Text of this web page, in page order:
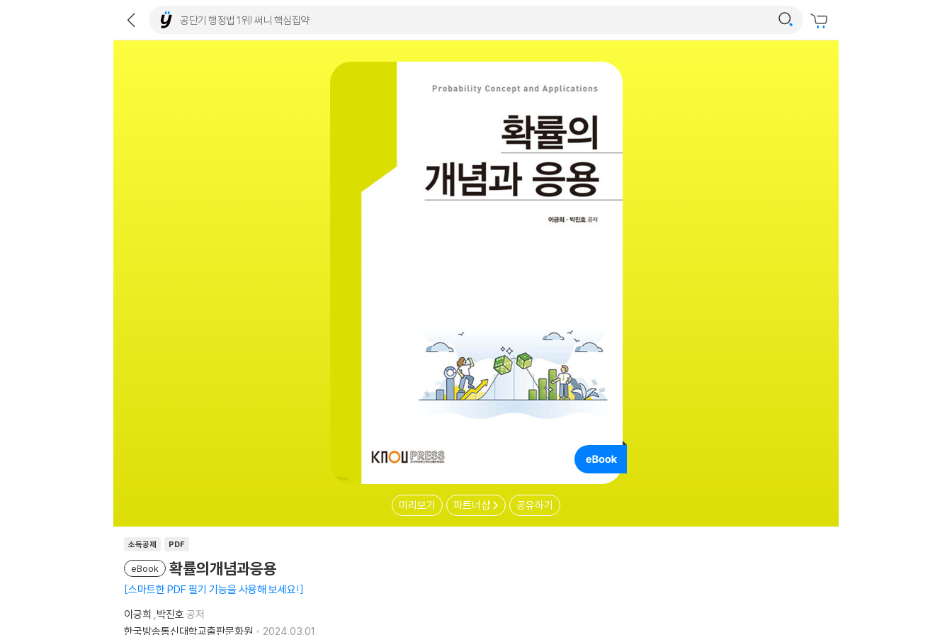
미리보기 파트너샵 공유하기
소득공제 PDF
eBook 확률의개념과응용
스마트한 PDF 필기 기능을 사용해 보세요!
이긍희 ,박진호 공저
한국방송통신대학교출판문화원
2024.03.01.